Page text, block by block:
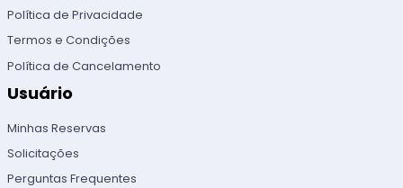
Política de Privacidade
Termos e Condições
Política de Cancelamento
Usuário
Minhas Reservas
Solicitações
Perguntas Frequentes